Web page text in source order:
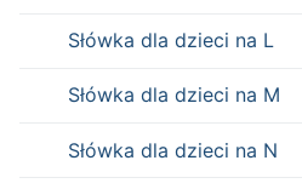
Słówka dla dzieci na L
Słówka dla dzieci na M
Słówka dla dzieci na N